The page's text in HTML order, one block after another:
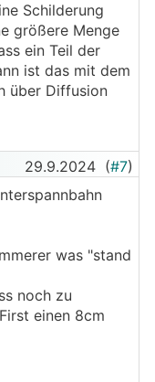
Schilderung
größere Menge
ein Teil der
ist das mit dem
über Diffusion
29.9.2024 (#7)
was "stand
noch zu
einen 8cm